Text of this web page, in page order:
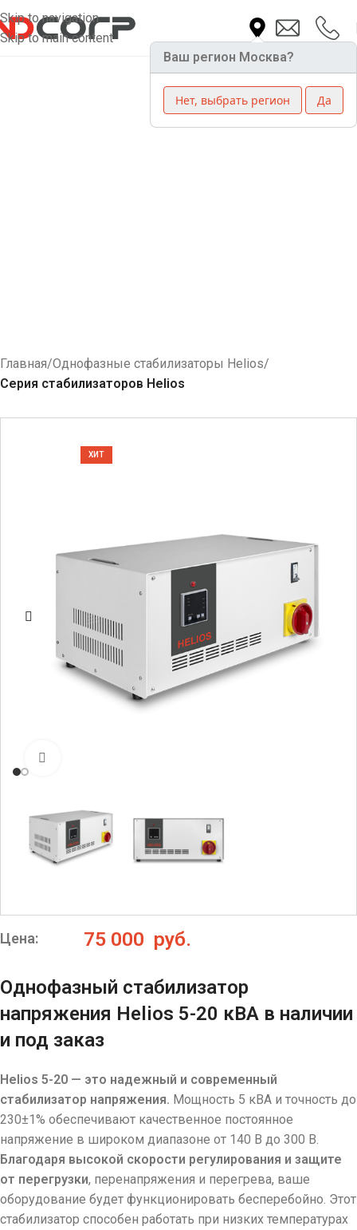
Skip to navigation
Skip to main content
Однофазный
Главная Однофазные стабилизаторы Helios
Серия стабилизаторов Helios
ХИТ
Цена: 75 000 руб.
Однофазный стабилизатор
напряжения Helios 5-20 кВА в наличии
и под заказ
Helios 5-20 — это надежный и современный
стабилизатор напряжения. Мощность 5 кВА и точность до
230±1% обеспечивают качественное постоянное
напряжение в широком диапазоне от 140 В до 300 В.
Благодаря высокой скорости регулирования и защите
от перегрузки, перенапряжения и перегрева, ваше
оборудование будет функционировать бесперебойно. Этот
стабилизатор способен работать при низких температурах
Ваш регион Москва?
Нет, выбрать регион Да